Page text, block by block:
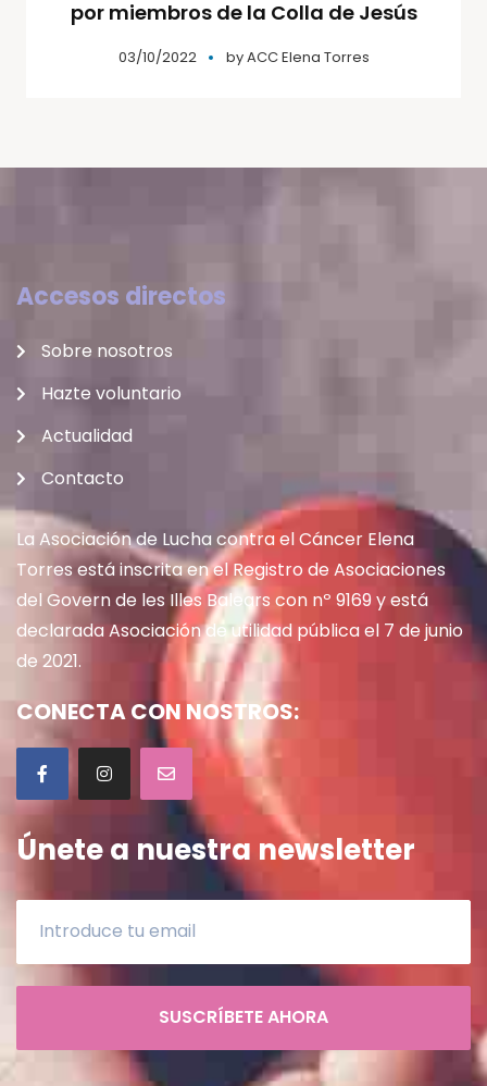
por miembros de la Colla de Jesús
03/10/2022 byACC Elena Torres
Accesos directos
Sobre nosotros
Hazte voluntario
Actualidad
Contacto
La Asociación de Lucha contra el Cáncer Elena
Torres está inscrita en el Registro de Asociaciones
del Govern de les Illes Balears con nº 9169 y está
declarada Asociación de utilidad pública el 7 de junio
de 2021.
CONECTA CON NOSTROS:
Únete a nuestra newsletter
SUSCRÍBETE AHORA